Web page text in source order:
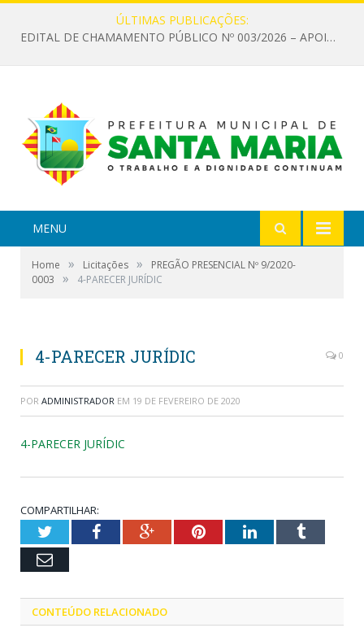
ÚLTIMAS PUBLICAÇÕES:
EDITAL DE CHAMAMENTO PÚBLICO Nº 003/2026 – APOIO À INFRAESTRUTURA CULTURAL
MENU
Home » Licitações »
PREGÃO PRESENCIAL Nº 9/2020-
0003
» 4-PARECER JURÍDIC
4-PARECER JURÍDIC 0
POR ADMINISTRADOR EM 19 DE FEVEREIRO DE 2020
4-PARECER JURÍDIC
COMPARTILHAR:
TwitterFacebookGoogle+PinterestLinkedInTumblr
Email
CONTEÚDO RELACIONADO